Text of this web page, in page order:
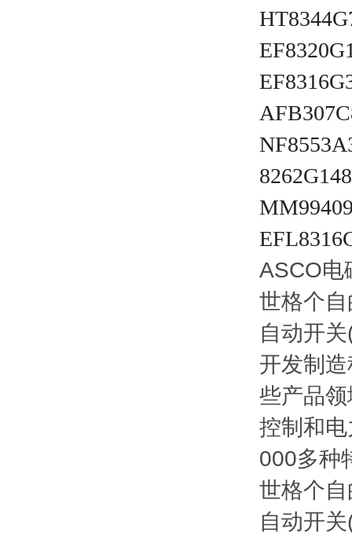
ASCO电
世格个
自动开
开发制
些产品
控制和
000多种
世格个
自动开